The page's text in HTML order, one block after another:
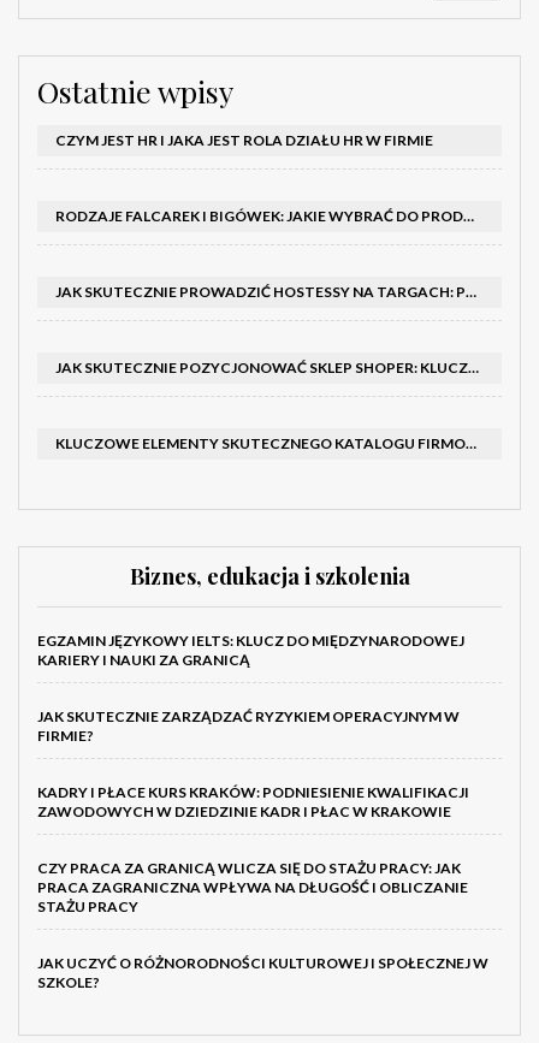
Ostatnie wpisy
CZYM JEST HR I JAKA JEST ROLA DZIAŁU HR W FIRMIE
RODZAJE FALCAREK I BIGÓWEK: JAKIE WYBRAĆ DO PRODUKCJI?
JAK SKUTECZNIE PROWADZIĆ HOSTESSY NA TARGACH: PORADNIK I SZKOLENIA
JAK SKUTECZNIE POZYCJONOWAĆ SKLEP SHOPER: KLUCZOWE KROKI I STRATEGIE
KLUCZOWE ELEMENTY SKUTECZNEGO KATALOGU FIRMOWEGO I BROSZURY
Biznes, edukacja i szkolenia
EGZAMIN JĘZYKOWY IELTS: KLUCZ DO MIĘDZYNARODOWEJ
KARIERY I NAUKI ZA GRANICĄ
JAK SKUTECZNIE ZARZĄDZAĆ RYZYKIEM OPERACYJNYM W
FIRMIE?
KADRY I PŁACE KURS KRAKÓW: PODNIESIENIE KWALIFIKACJI
ZAWODOWYCH W DZIEDZINIE KADR I PŁAC W KRAKOWIE
CZY PRACA ZA GRANICĄ WLICZA SIĘ DO STAŻU PRACY: JAK
PRACA ZAGRANICZNA WPŁYWA NA DŁUGOŚĆ I OBLICZANIE
STAŻU PRACY
JAK UCZYĆ O RÓŻNORODNOŚCI KULTUROWEJ I SPOŁECZNEJ W
SZKOLE?